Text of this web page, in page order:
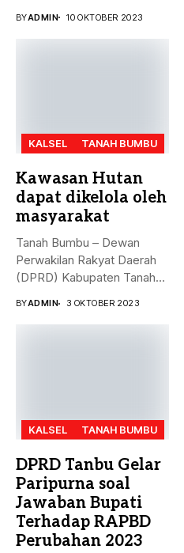
BYADMIN 10 OKTOBER 2023
KALSEL TANAH BUMBU
Kawasan Hutan
dapat dikelola oleh
masyarakat
Tanah Bumbu – Dewan
Perwakilan Rakyat Daerah
(DPRD) Kabupaten Tanah
BYADMIN 3 OKTOBER 2023
KALSEL TANAH BUMBU
DPRD Tanbu Gelar
Paripurna soal
Jawaban Bupati
Terhadap RAPBD
Perubahan 2023